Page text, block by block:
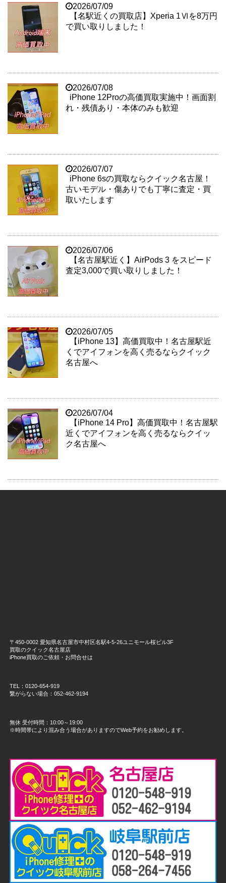
2026/07/09
【名駅近くの買取店】Xperia 1Ⅵを8万円
で買い取りしました！
2026/07/08
iPhone 12Proの高価買取実施中！画面割
れ・残債あり・本体のみも歓迎
2026/07/07
iPhone 6sの買取ならクイック名古屋！
古いモデル・傷ありでも丁寧に査定・買
取いたします
2026/07/06
【名古屋駅近く】AirPods 3 をスピード
査定3,000で買い取りしました！
2026/07/05
【iPhone 13】高価買取中！名古屋駅近
くでアイフォンを高く売るならクイック
名古屋へ
2026/07/04
【iPhone 14 Pro】高価買取中！名古屋駅
近くでアイフォンを高く売るならクイッ
ク名古屋へ
〒450-0002 愛知県名古屋市中村区名駅4-5-26ユニモール桜ビル3F
買取のクイック名古屋店
iPhone買取のご依頼・お問合せは
TEL：0120-654-919
繋がらない場合：052-462-9194
無休 受付時間：10:00～19:00
※時間帯により混み合う場合がありますのでWeb予約をお勧めします。